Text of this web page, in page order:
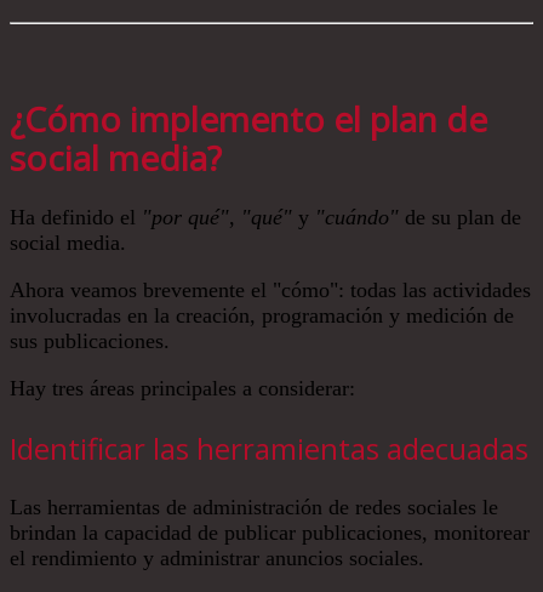
¿Cómo implemento el plan de
social media?
Ha definido el "por qué", "qué" y "cuándo" de su plan de
social media.
Ahora veamos brevemente el "cómo": todas las actividades
involucradas en la creación, programación y medición de
sus publicaciones.
Hay tres áreas principales a considerar:
Identificar las herramientas adecuadas
Las herramientas de administración de redes sociales le
brindan la capacidad de publicar publicaciones, monitorear
el rendimiento y administrar anuncios sociales.